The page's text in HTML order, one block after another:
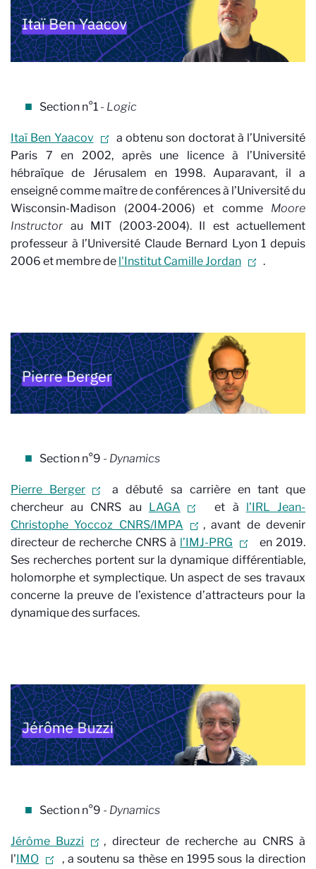
Section n°1 - Logic
Itaï Ben Yaacov
a obtenu son doctorat à l’Université
Paris 7 en 2002, après une licence à l’Université
hébraïque de Jérusalem en 1998. Auparavant, il a
enseigné comme maître de conférences à l’Université du
Wisconsin-Madison (2004-2006) et comme Moore
Instructor au MIT (2003-2004). Il est actuellement
professeur à l’Université Claude Bernard Lyon 1 depuis
2006 et membre de l'Institut Camille Jordan .
Section n°9 - Dynamics
Pierre Berger
a débuté sa carrière en tant que
chercheur au CNRS au LAGA et à l’IRL Jean-
Christophe Yoccoz CNRS/IMPA
, avant de devenir
directeur de recherche CNRS à l’IMJ-PRG
en 2019.
Ses recherches portent sur la dynamique différentiable,
holomorphe et symplectique. Un aspect de ses travaux
concerne la preuve de l’existence d’attracteurs pour la
dynamique des surfaces.
Section n°9 - Dynamics
Jérôme Buzzi
, directeur de recherche au CNRS à
l'IMO
, a soutenu sa thèse en 1995 sous la direction